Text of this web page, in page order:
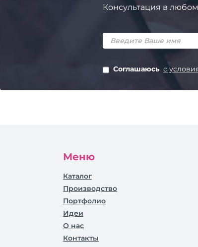
Консультация в
Соглашаюсь с
Меню
Каталог
Производство
Портфолио
Идеи
О нас
Контакты